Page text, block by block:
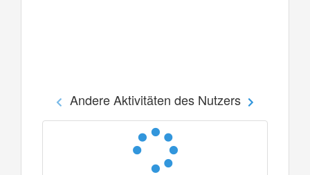
Andere Aktivitäten des Nutzers